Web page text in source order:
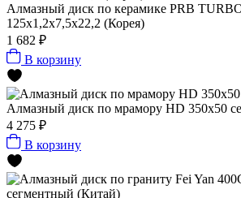
Алмазный диск по керамике PRB
125x1,2x7,5x22,2 (Корея)
1 682 ₽
В корзину
Алмазный диск по мрамору HD 350x50
4 275 ₽
В корзину